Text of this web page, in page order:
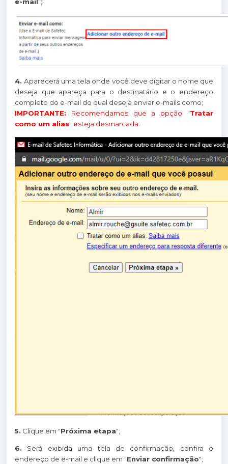
4.Aparecerá uma tela onde você deve digitar o nome que
deseja que apareça para o destinatário e o endereço
completo do e-mail do qual deseja enviar e-mails como;
IMPORTANTE: Recomendamos que a opção "Tratar
como um alias" esteja desmarcada.
5. Clique em "Próxima etapa";
6. Será exibida uma tela de confirmação, confira o
endereço de e-mail e clique em "Enviar confirmação";